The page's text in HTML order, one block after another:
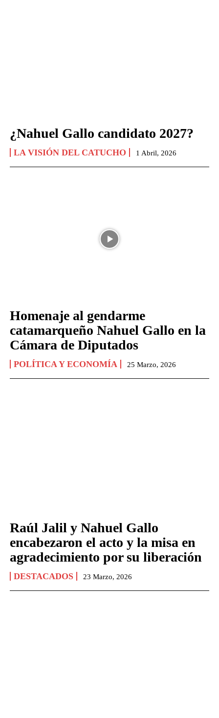
¿Nahuel Gallo candidato 2027?
LA VISIÓN DEL CATUCHO 1 Abril, 2026
Homenaje al gendarme
catamarqueño Nahuel Gallo en la
Cámara de Diputados
POLÍTICA Y ECONOMÍA 25 Marzo, 2026
Raúl Jalil y Nahuel Gallo
encabezaron el acto y la misa en
agradecimiento por su liberación
DESTACADOS 23 Marzo, 2026